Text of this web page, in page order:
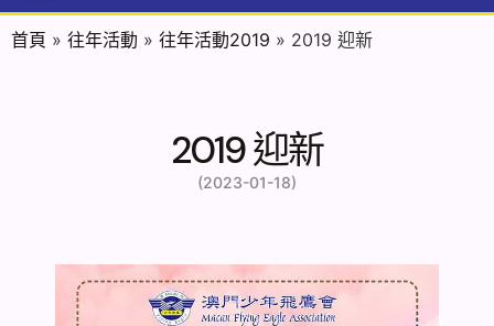
首頁 » 往年活動 » 往年活動2019 » 2019 迎新
2019 迎新
(2023-01-18)